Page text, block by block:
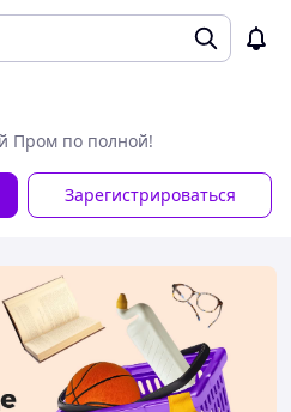
Пром по полной!
Зарегистрироваться